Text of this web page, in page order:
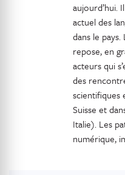
aujourd’hui.
actuel des
dans le pays.
repose, en
acteurs qui
des
scientifiques
Suisse et
Italie). Les
numérique,